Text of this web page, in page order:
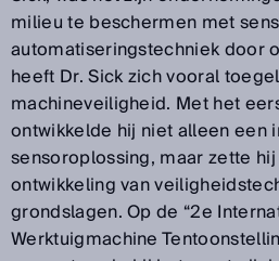
milieu te beschermen met
automatiseringstechniek door
heeft Dr. Sick zich vooral
machineveiligheid. Met het
ontwikkelde hij niet alleen een
sensoroplossing, maar zette
ontwikkeling van
grondslagen. Op de “2e
Werktuigmachine